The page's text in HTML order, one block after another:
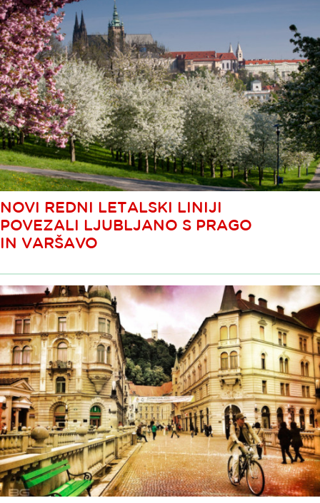
NOVI REDNI LETALSKI LINIJI
POVEZALI LJUBLJANO S PRAGO
IN VARŠAVO